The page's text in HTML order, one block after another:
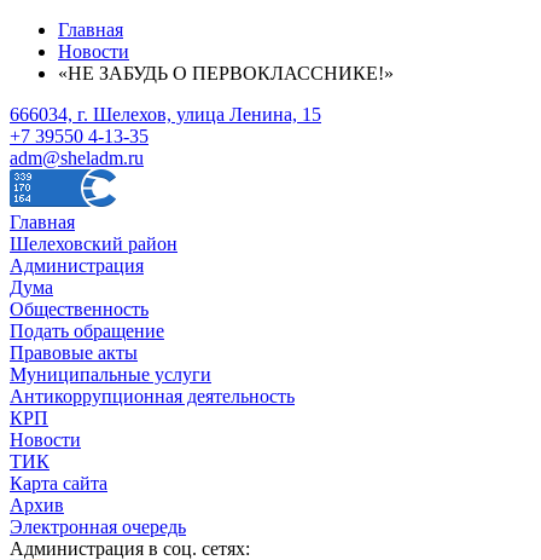
Главная
Новости
«НЕ ЗАБУДЬ О ПЕРВОКЛАССНИКЕ!»
666034, г. Шелехов, улица Ленина, 15
+7 39550 4-13-35
adm@sheladm.ru
Главная
Шелеховский район
Администрация
Дума
Общественность
Подать обращение
Правовые акты
Муниципальные услуги
Антикоррупционная деятельность
КРП
Новости
ТИК
Карта сайта
Архив
Электронная очередь
Администрация в соц. сетях: